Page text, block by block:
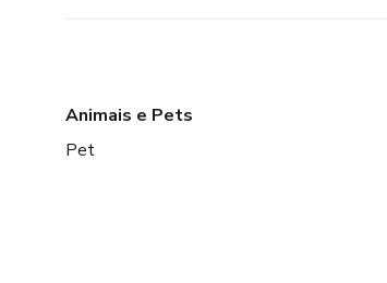
Animais e Pets
Pet